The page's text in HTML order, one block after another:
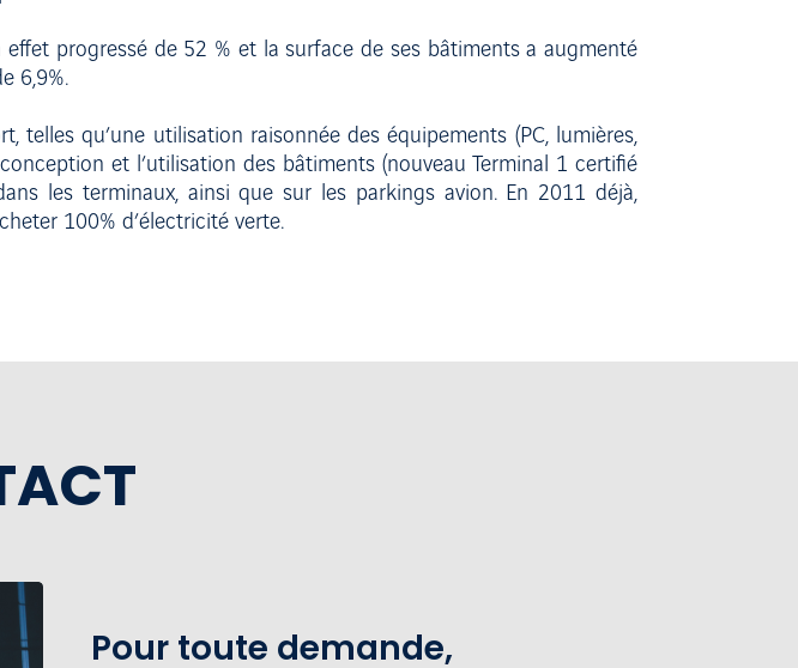
progressé de 52 % et la surface de ses bâtiments a augmenté
6,9%.
telles qu’une utilisation raisonnée des équipements (PC, lumières,
et l’utilisation des bâtiments (nouveau Terminal 1 certifié
les terminaux, ainsi que sur les parkings avion. En 2011 déjà,
100% d’électricité verte.
Pour toute demande,